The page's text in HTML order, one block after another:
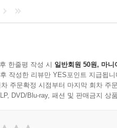
한줄평 작성 시 일반회원 50원, 마니
작성한 리뷰만 YES포인트 지급됩니
주문확정 시점부터 마지막 회차 주
DVD/Blu-ray, 패션 및 판매금지 상